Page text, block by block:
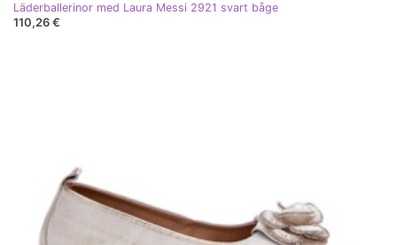
Läderballerinor med Laura Messi 2921 svart båge
110,26 €